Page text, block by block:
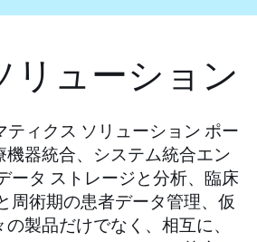
リューション
ィクス ソリューション ポー
機器統合、システム統合エン
ータ ストレージと分析、臨床
周術期の患者データ管理、仮
製品だけでなく、相互に、